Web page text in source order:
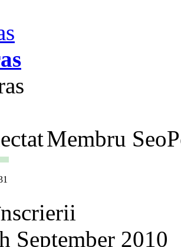
Membru
September 2010